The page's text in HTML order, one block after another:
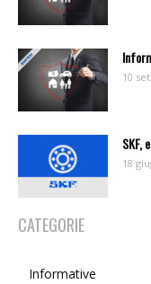
10
SKF,
18
CATEGORIE
Informative